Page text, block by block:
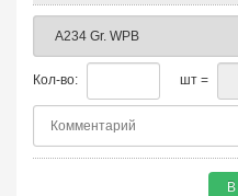
Кол-во: шт =
В